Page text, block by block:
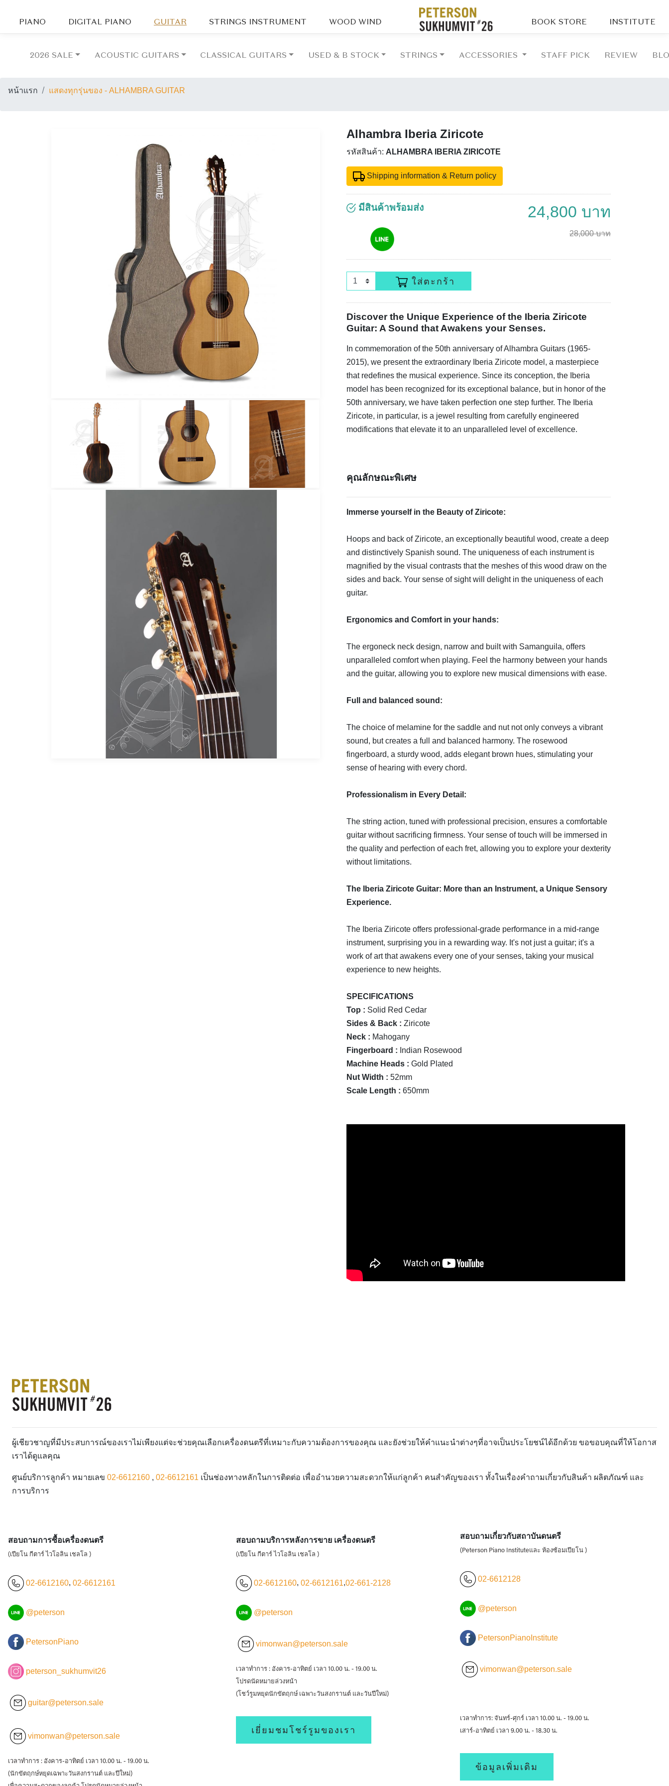
PIANO DIGITAL PIANO GUITAR STRINGS INSTRUMENT WOOD WIND BOOK STORE INSTITUTE
2026 SALE ACOUSTIC GUITARS CLASSICAL GUITARS USED & B STOCK STRINGS ACCESSORIES STAFF PICK REVIEW
หน้าแรก แสดงทุกรุ่นของ - ALHAMBRA GUITAR
Alhambra Iberia Ziricote
รหัสสินค้า: ALHAMBRA IBERIA ZIRICOTE
Shipping information & Return policy
มีสินค้าพร้อมส่ง 24,800 บาท
28,000 บาท
ใส่ตะกร้า
Discover the Unique Experience of the Iberia Ziricote
Guitar: A Sound that Awakens your Senses.
In commemoration of the 50th anniversary of Alhambra Guitars (1965-
2015), we present the extraordinary Iberia Ziricote model, a masterpiece
that redefines the musical experience. Since its conception, the Iberia
model has been recognized for its exceptional balance, but in honor of the
50th anniversary, we have taken perfection one step further. The Iberia
Ziricote, in particular, is a jewel resulting from carefully engineered
modifications that elevate it to an unparalleled level of excellence.
คุณลักษณะพิเศษ
Immerse yourself in the Beauty of Ziricote:
Hoops and back of Ziricote, an exceptionally beautiful wood, create a deep
and distinctively Spanish sound. The uniqueness of each instrument is
magnified by the visual contrasts that the meshes of this wood draw on the
sides and back. Your sense of sight will delight in the uniqueness of each
guitar.
Ergonomics and Comfort in your hands:
The ergoneck neck design, narrow and built with Samanguila, offers
unparalleled comfort when playing. Feel the harmony between your hands
and the guitar, allowing you to explore new musical dimensions with ease.
Full and balanced sound:
The choice of melamine for the saddle and nut not only conveys a vibrant
sound, but creates a full and balanced harmony. The rosewood
fingerboard, a sturdy wood, adds elegant brown hues, stimulating your
sense of hearing with every chord.
Professionalism in Every Detail:
The string action, tuned with professional precision, ensures a comfortable
guitar without sacrificing firmness. Your sense of touch will be immersed in
the quality and perfection of each fret, allowing you to explore your dexterity
without limitations.
The Iberia Ziricote Guitar: More than an Instrument, a Unique Sensory
Experience.
The Iberia Ziricote offers professional-grade performance in a mid-range
instrument, surprising you in a rewarding way. It's not just a guitar; it's a
work of art that awakens every one of your senses, taking your musical
experience to new heights.
SPECIFICATIONS
Top : Solid Red Cedar
Sides & Back : Ziricote
Neck : Mahogany
Fingerboard : Indian Rosewood
Machine Heads : Gold Plated
Nut Width : 52mm
Scale Length : 650mm
ผู้เชียวชาญที่มีประสบการณ์ของเราไม่เพียงแต่จะช่วยคุณเลือกเครื่องดนตรีที่เหมาะกับความต้องการของคุณ และยังช่วยให้คำแนะนำต่างๆที่อาจเป็นประโยชน์ได้อีกด้วย ขอขอบคุณที่ให้โอกาส
เราได้ดูแลคุณ
ศูนย์บริการลูกค้า หมายเลข 02-6612160 , 02-6612161 เป็นช่องทางหลักในการติดต่อ เพื่ออำนวยความสะดวกให้แก่ลูกค้า คนสำคัญของเรา ทั้งในเรื่องคำถามเกี่ยวกับสินค้า ผลิตภัณฑ์ และ
การบริการ
สอบถามการซื้อเครื่องดนตรี
(เปียโน กีตาร์ ไวโอลิน เชลโล )
02-6612160, 02-6612161
@peterson
PetersonPiano
peterson_sukhumvit26
guitar@peterson.sale
vimonwan@peterson.sale
เวลาทำการ : อังคาร-อาทิตย์ เวลา 10.00 น. - 19.00 น.
(นักขัตฤกษ์หยุดเฉพาะวันสงกรานต์ และปีใหม่)
สอบถามบริการหลังการขาย เครื่องดนตรี
(เปียโน กีตาร์ ไวโอลิน เชลโล )
02-6612160, 02-6612161,02-661-2128
@peterson
vimonwan@peterson.sale
เวลาทำการ : อังคาร-อาทิตย์ เวลา 10.00 น. - 19.00 น.
โปรดนัดหมายล่วงหน้า
(โชว์รูมหยุดนักขัตฤกษ์ เฉพาะวันสงกรานต์ และวันปีใหม่)
เยี่ยมชมโชร์รูมของเรา
สอบถามเกี่ยวกับสถาบันดนตรี
(Peterson Piano Instituteและ ห้องซ้อมเปียโน )
02-6612128
@peterson
PetersonPianoInstitute
vimonwan@peterson.sale
เวลาทำการ: จันทร์-ศุกร์ เวลา 10.00 น. - 19.00 น.
เสาร์-อาทิตย์ เวลา 9.00 น. - 18.30 น.
ข้อมูลเพิ่มเติม